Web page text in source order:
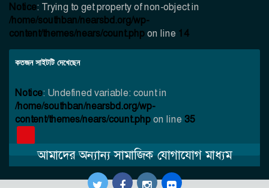
Notice: Trying to get property of non-object in
/home/southban/nearsbd.org/wp-
content/themes/nears/count.phpon line 14
কতজন সাইটটি দেখেছেন
Notice: Undefined variable: count in
/home/southban/nearsbd.org/wp-
content/themes/nears/count.phpon line 35
আমাদের অন্যান্য সামাজিক যোগাযোগ মাধ্যম